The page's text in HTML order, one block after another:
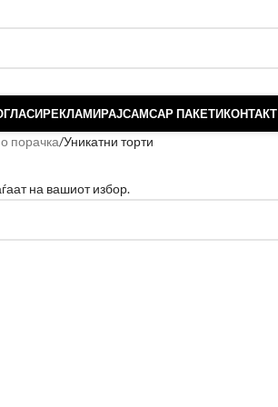
РЕКЛАМИРАЈСАМСАР ПАКЕТИКОНТАКТ
порачка Уникатни торти
на вашиот избор.